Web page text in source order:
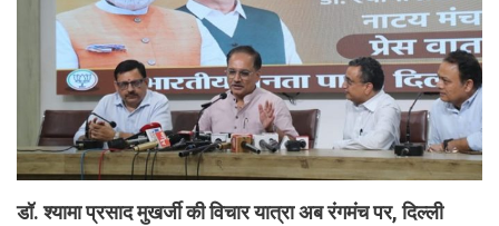
डॉ. श्यामा प्रसाद मुखर्जी की विचार यात्रा अब रंगमंच पर, दिल्ली